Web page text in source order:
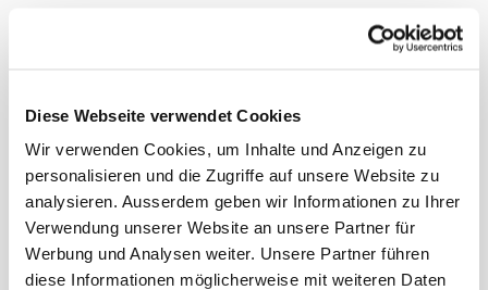
Diese Webseite verwendet Cookies
Wir verwenden Cookies, um Inhalte und Anzeigen zu
personalisieren und die Zugriffe auf unsere Website zu
analysieren. Ausserdem geben wir Informationen zu Ihrer
Verwendung unserer Website an unsere Partner für
Werbung und Analysen weiter. Unsere Partner führen
diese Informationen möglicherweise mit weiteren Daten
Fotografie (Action Cam und Selfie-Stick)
Wir bitten Sie das untenstehende Formular
auszufüllen. Ein Verkäufer der SBS wird sich
schnellstmöglich bei Ihnen melden.
Anrede(required)
---------